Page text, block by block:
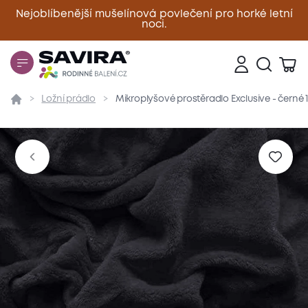
Nejoblíbenější mušelínová povlečení pro horké letní
noci.
Zavřít
Přehled Parametry Popis produktu Materiál
Ložní prádlo Mikroplyšové prostěradlo Exclusive - černé